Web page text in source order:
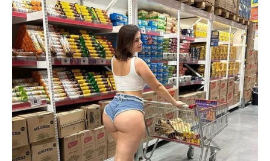
Trud vam donosi nagradu
Sav trud koji ulažete sada polako donosi rezultate.
VODOLIJA
Zvijezde vam donose neočekivane susrete i veoma
zanimljive razgovore.